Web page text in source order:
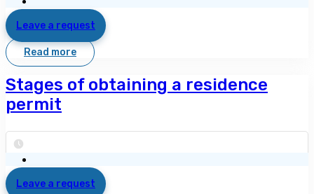
Leave a request
Read more
Stages of obtaining a residence
permit
Leave a request